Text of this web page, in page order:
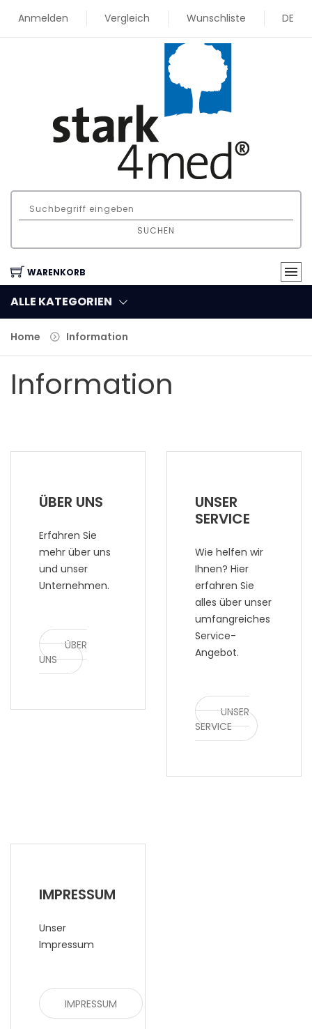
Anmelden Vergleich Wunschliste DE
SUCHEN
WARENKORB
ALLE KATEGORIEN
Home Information
Information
ÜBER UNS
Erfahren Sie
mehr über uns
und unser
Unternehmen.
ÜBER
UNS
UNSER
SERVICE
Wie helfen wir
Ihnen? Hier
erfahren Sie
alles über unser
umfangreiches
Service-
Angebot.
UNSER
SERVICE
IMPRESSUM
Unser
Impressum
IMPRESSUM